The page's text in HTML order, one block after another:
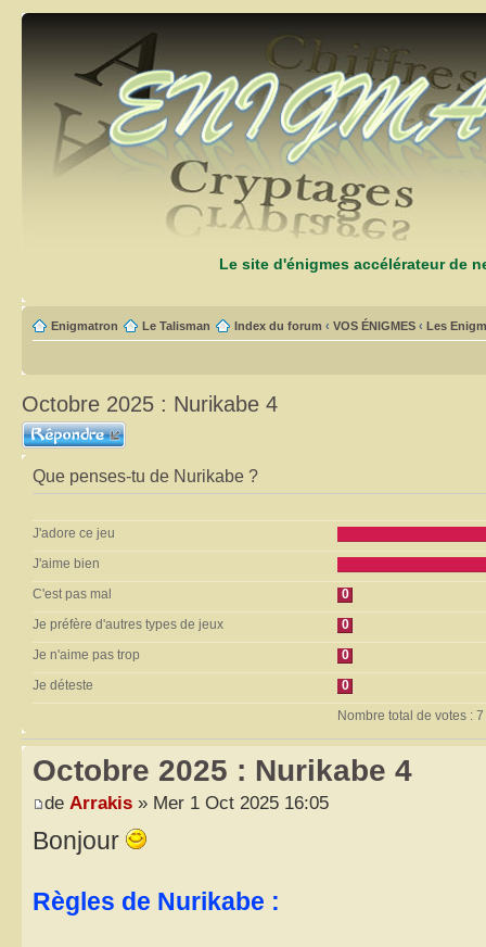
Le site d'énigmes accélérateur de
Enigmatron Le Talisman Index du forum ‹ VOS ÉNIGMES ‹ Les
Octobre 2025 : Nurikabe 4
Répondre
Que penses-tu de Nurikabe ?
J'adore ce jeu
J'aime bien
C'est pas mal
0
Je préfère d'autres types de jeux
0
Je n'aime pas trop
0
Je déteste
0
Nombre total de votes : 7
Octobre 2025 : Nurikabe 4
de Arrakis » Mer 1 Oct 2025 16:05
Bonjour
Règles de Nurikabe :